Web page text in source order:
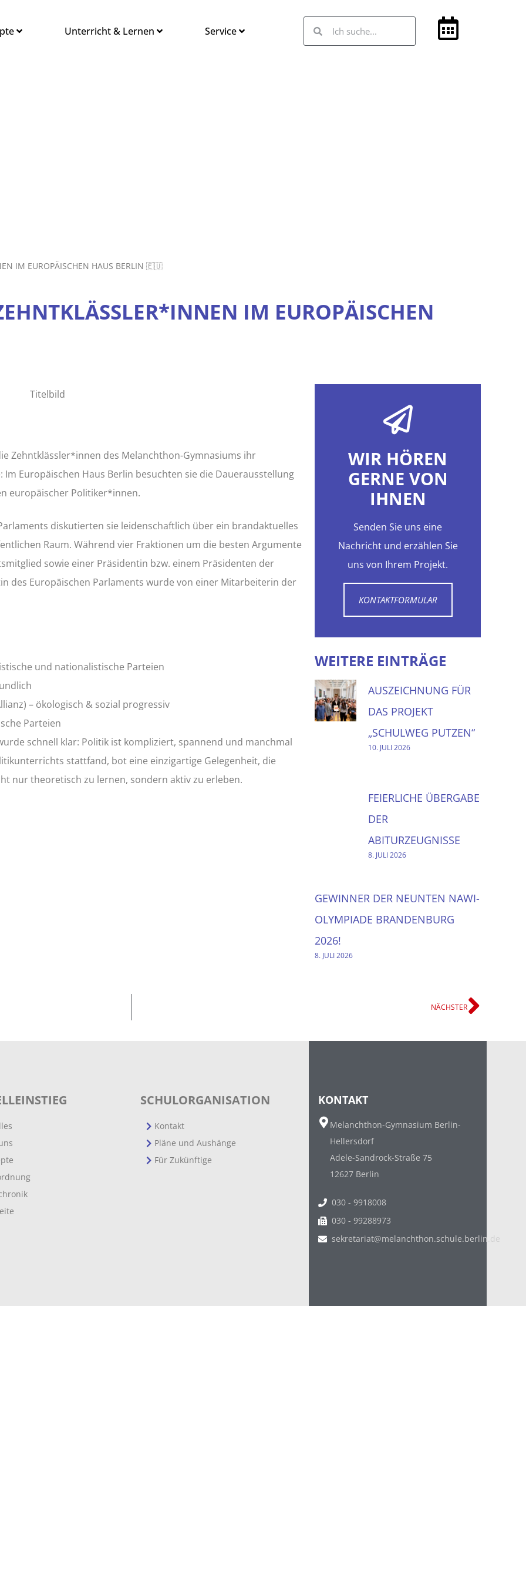
Unterricht & Lernen Service
IM EUROPÄISCHEN HAUS BERLIN 🇪🇺
IM EUROPÄISCHEN
Zehntklässler*innen des Melanchthon-Gymnasiums ihr
Europäischen Haus Berlin besuchten sie die Dauerausstellung
europäischer Politiker*innen.
diskutierten sie leidenschaftlich über ein brandaktuelles
Raum. Während vier Fraktionen um die besten Argumente
sowie einer Präsidentin bzw. einem Präsidenten der
des Europäischen Parlaments wurde von einer Mitarbeiterin der
und nationalistische Parteien
– ökologisch & sozial progressiv
Parteien
schnell klar: Politik ist kompliziert, spannend und manchmal
stattfand, bot eine einzigartige Gelegenheit, die
nur theoretisch zu lernen, sondern aktiv zu erleben.
WIR HÖREN
GERNE VON
IHNEN
Senden Sie uns eine
Nachricht und erzählen Sie
uns von Ihrem Projekt.
KONTAKTFORMULAR
WEITERE EINTRÄGE
AUSZEICHNUNG FÜR
DAS PROJEKT
„SCHULWEG PUTZEN“
10. JULI 2026
FEIERLICHE ÜBERGABE
DER
ABITURZEUGNISSE
8. JULI 2026
GEWINNER DER NEUNTEN NAWI-
OLYMPIADE BRANDENBURG
2026!
8. JULI 2026
NÄCHSTER
SCHULORGANISATION
Kontakt
Pläne und Aushänge
Für Zukünftige
KONTAKT
Melanchthon-Gymnasium Berlin-
Hellersdorf
Adele-Sandrock-Straße 75
12627 Berlin
030 - 9918008
030 - 99288973
sekretariat@melanchthon.schule.berlin.de